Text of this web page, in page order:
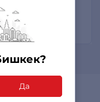
Да
0